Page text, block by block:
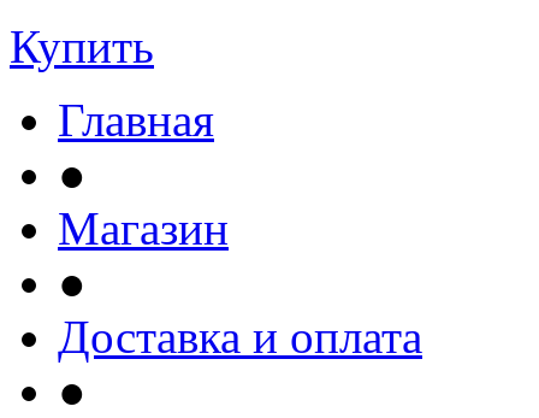
Купить
Главная
●
Магазин
●
Доставка и оплата
●